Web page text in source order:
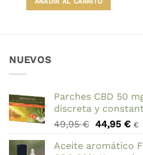
era:
49,95 €.
es:
47,95 €.
AÑADIR AL CARRITO
NUEVOS
Parches CBD 50
discreta y
49,95€ El
original
44,95 €El
€
Aceite aromático